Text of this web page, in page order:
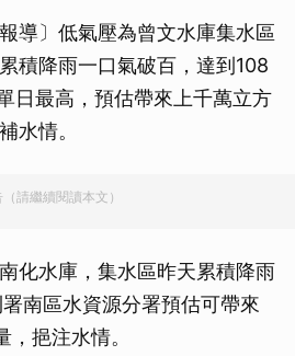
導〕低氣壓為曾文水庫集水區
積降雨一口氣破百，達到108
日最高，預估帶來上千萬立方
水情。
（請繼續閱讀本文）
化水庫，集水區昨天累積降雨
南區水資源分署預估可帶來
挹注水情。